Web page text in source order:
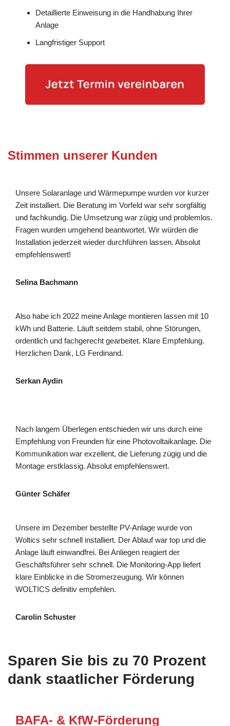
Detaillierte Einweisung in die Handhabung Ihrer
Anlage
Langfristiger Support
Stimmen unserer Kunden
Unsere Solaranlage und Wärmepumpe wurden vor kurzer
Zeit installiert. Die Beratung im Vorfeld war sehr sorgfältig
und fachkundig. Die Umsetzung war zügig und problemlos.
Fragen wurden umgehend beantwortet. Wir würden die
Installation jederzeit wieder durchführen lassen. Absolut
empfehlenswert!
Selina Bachmann
Also habe ich 2022 meine Anlage montieren lassen mit 10
kWh und Batterie. Läuft seitdem stabil, ohne Störungen,
ordentlich und fachgerecht gearbeitet. Klare Empfehlung.
Herzlichen Dank, LG Ferdinand.
Serkan Aydin
Nach langem Überlegen entschieden wir uns durch eine
Empfehlung von Freunden für eine Photovoltaikanlage. Die
Kommunikation war exzellent, die Lieferung zügig und die
Montage erstklassig. Absolut empfehlenswert.
Günter Schäfer
Unsere im Dezember bestellte PV-Anlage wurde von
Woltics sehr schnell installiert. Der Ablauf war top und die
Anlage läuft einwandfrei. Bei Anliegen reagiert der
Geschäftsführer sehr schnell. Die Monitoring-App liefert
klare Einblicke in die Stromerzeugung. Wir können
WOLTICS definitiv empfehlen.
Carolin Schuster
Sparen Sie bis zu 70 Prozent
dank staatlicher Förderung
BAFA- & KfW-Förderung